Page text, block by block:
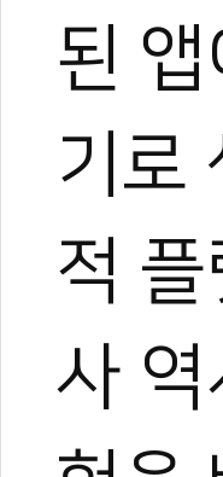
된
기로
적
사